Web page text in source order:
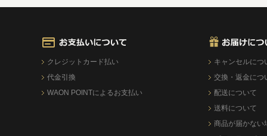
クレジットカード払い
代金引換
WAON POINTによるお支払い
キャンセルにつ
交換・返金につ
配送について
送料について
商品が届かない